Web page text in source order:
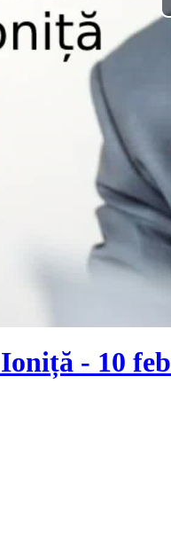
Ioniță - 10